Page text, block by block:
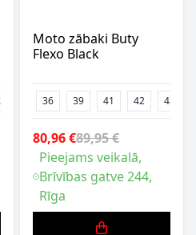
Moto zābaki Buty
Flexo Black
36 39 41 42 43
80,96 €89,95 €
Pieejams veikalā,
Brīvības gatve 244,
Rīga